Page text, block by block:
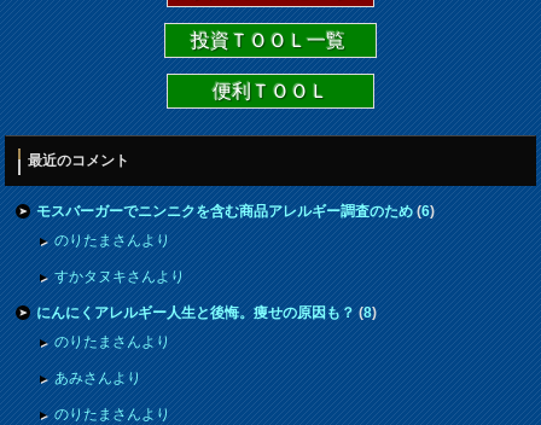
投資ＴＯＯＬ一覧
便利ＴＯＯＬ
最近のコメント
モスバーガーでニンニクを含む商品アレルギー調査のため(6)
のりたまさんより
すかタヌキさんより
にんにくアレルギー人生と後悔。痩せの原因も？(8)
のりたまさんより
あみさんより
のりたまさんより